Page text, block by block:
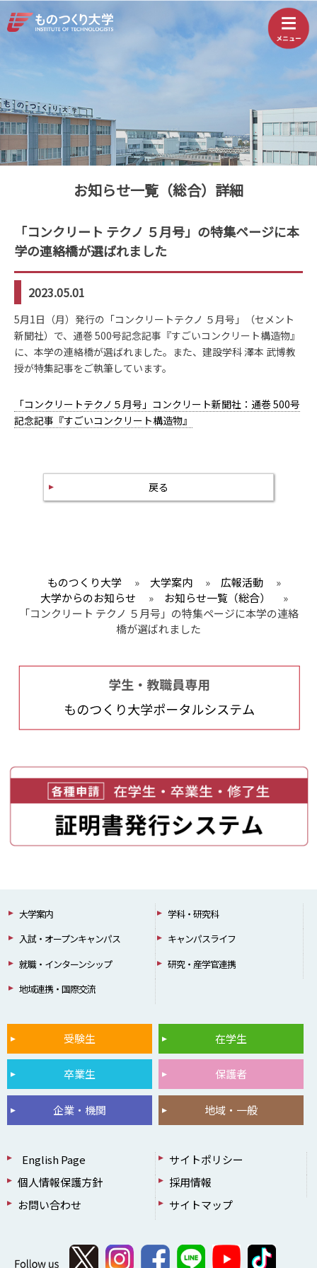
お知らせ一覧（総合）詳細
「コンクリート テクノ ５月号」の特集ページに本
学の連絡橋が選ばれました
2023.05.01
5月1日（月）発行の「コンクリートテクノ ５月号」（セメント
新聞社）で、通巻500号記念記事『すごいコンクリート構造物』
に、 本学の連絡橋が選ばれました。また、建設学科 澤本 武博教
授が特集記事をご執筆しています。
「コンクリートテクノ５月号」コンクリート新聞社：通巻 500号
記念記事『すごいコンクリート構造物』
戻る
ものつくり大学 » 大学案内 » 広報活動
»
大学からのお知らせ
» お知らせ一覧（総合）
»
「コンクリート テクノ ５月号」の特集ページに本学の連絡
橋が選ばれました
大学案内
学科・研究科
入試・オープンキャンパス
キャンパスライフ
就職・インターンシップ
研究・産学官連携
地域連携・国際交流
受験生 在学生
卒業生 保護者
企業・機関 地域・一般
English Page
サイトポリシー
個人情報保護方針
採用情報
お問い合わせ
サイトマップ